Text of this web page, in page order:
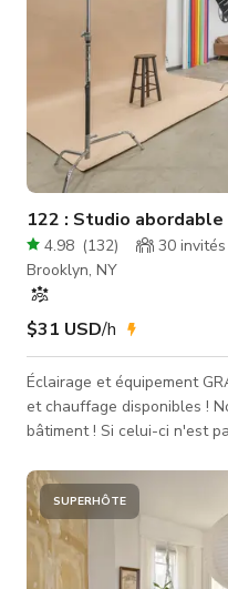
122 : Studio
4.98 (132) 30 invités
Brooklyn, NY
$31 USD/h
Éclairage et équipement
et chauffage disponibles ! Nous avons 3 studios dans ce
bâtiment ! Si celui-ci n'est
503DTLA ! Ce studio a été
les caractéristiques suivantes : * Mur cyclorama blanc
Éclairage et équipement GRATUITS * À
stations de métro Grand &
orientées au sud
SUPERHÔTE